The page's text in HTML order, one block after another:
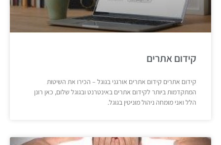
קידום אתרים
קידום אתרים קידום אתרים אורגני בגוגל – הכירו את השיטות
המתקדמות ביותר לקידום אתרים באינטרנט ובגוגל שלום, כאן רונן
הלל ואני מומחה ניהול מוניטין בגוגל.